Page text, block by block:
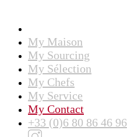
My Maison
My Sourcing
My Sélection
My Chefs
My Service
My Contact
+33 (0)6 80 86 46 96